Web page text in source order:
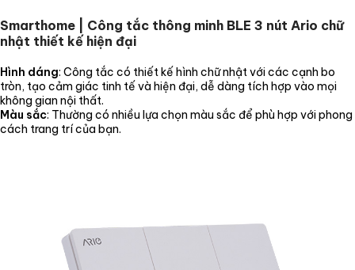
Smarthome | Công tắc thông minh BLE 3 nút Ario chữ
nhật thiết kế hiện đại
Hình dáng: Công tắc có thiết kế hình chữ nhật với các cạnh bo
tròn, tạo cảm giác tinh tế và hiện đại, dễ dàng tích hợp vào mọi
không gian nội thất.
Màu sắc: Thường có nhiều lựa chọn màu sắc để phù hợp với phong
cách trang trí của bạn.